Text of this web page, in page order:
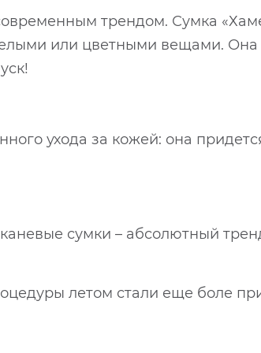
трендом. Сумка
или цветными вещами. Она
ухода за кожей: она
сумки – абсолютный
летом стали еще боле